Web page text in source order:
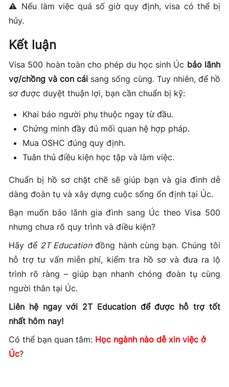
⚠️ Nếu làm việc quá số giờ quy định, visa có thể bị
hủy.
Kết luận
Visa 500 hoàn toàn cho phép du học sinh Úc bảo lãnh
vợ/chồng và con cái sang sống cùng. Tuy nhiên, để hồ
sơ được duyệt thuận lợi, bạn cần chuẩn bị kỹ:
Khai báo người phụ thuộc ngay từ đầu.
Chứng minh đầy đủ mối quan hệ hợp pháp.
Mua OSHC đúng quy định.
Tuân thủ điều kiện học tập và làm việc.
Chuẩn bị hồ sơ chặt chẽ sẽ giúp bạn và gia đình dễ
dàng đoàn tụ và xây dựng cuộc sống ổn định tại Úc.
Bạn muốn bảo lãnh gia đình sang Úc theo Visa 500
nhưng chưa rõ quy trình và điều kiện?
Hãy để 2T Educationđồng hành cùng bạn. Chúng tôi
hỗ trợ tư vấn miễn phí, kiểm tra hồ sơ và đưa ra lộ
trình rõ ràng – giúp bạn nhanh chóng đoàn tụ cùng
người thân tại Úc.
Liên hệ ngay với 2T Education để được hỗ trợ tốt
nhất hôm nay!
Có thể bạn quan tâm: Học ngành nào dễ xin việc ở
Úc?